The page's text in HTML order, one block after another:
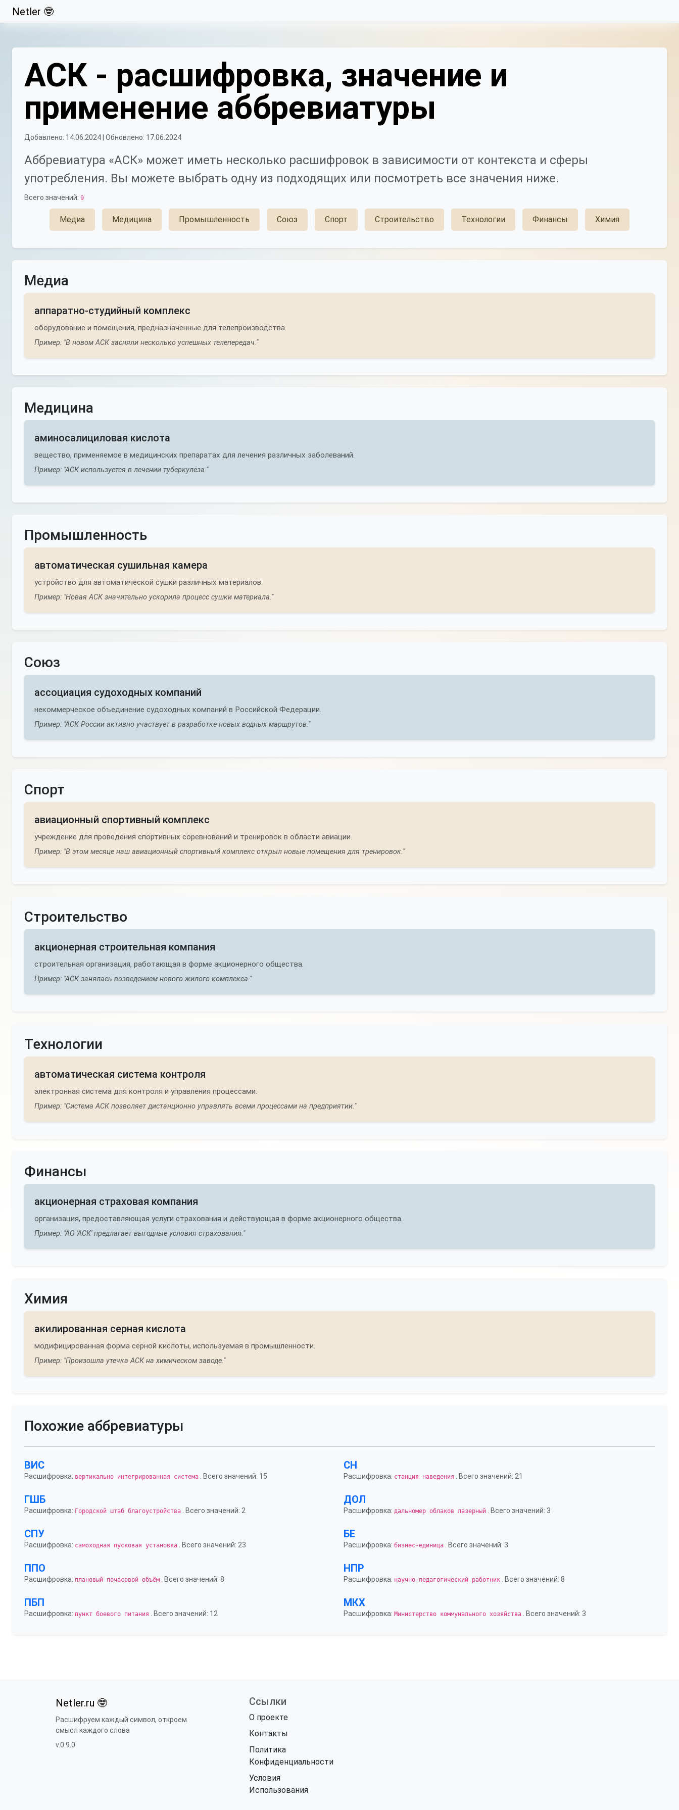
Свернуть
Netler 🤓
АСК - расшифровка, значение и
применение аббревиатуры
Добавлено: 14.06.2024 | Обновлено: 17.06.2024
Аббревиатура «АСК» может иметь несколько расшифровок в зависимости от контекста и сферы
употребления. Вы можете выбрать одну из подходящих или посмотреть все значения ниже.
Всего значений: 9
Медиа Медицина Промышленность Союз Спорт Строительство Технологии Финансы Химия
Медиа
аппаратно-студийный комплекс
оборудование и помещения, предназначенные для телепроизводства.
Пример: "В новом АСК засняли несколько успешных телепередач."
Медицина
аминосалициловая кислота
вещество, применяемое в медицинских препаратах для лечения различных заболеваний.
Пример: "АСК используется в лечении туберкулёза."
Промышленность
автоматическая сушильная камера
устройство для автоматической сушки различных материалов.
Пример: "Новая АСК значительно ускорила процесс сушки материала."
Союз
ассоциация судоходных компаний
некоммерческое объединение судоходных компаний в Российской Федерации.
Пример: "АСК России активно участвует в разработке новых водных маршрутов."
Спорт
авиационный спортивный комплекс
учреждение для проведения спортивных соревнований и тренировок в области авиации.
Пример: "В этом месяце наш авиационный спортивный комплекс открыл новые помещения для тренировок."
Строительство
акционерная строительная компания
строительная организация, работающая в форме акционерного общества.
Пример: "АСК занялась возведением нового жилого комплекса."
Технологии
автоматическая система контроля
электронная система для контроля и управления процессами.
Пример: "Система АСК позволяет дистанционно управлять всеми процессами на предприятии."
Финансы
акционерная страховая компания
организация, предоставляющая услуги страхования и действующая в форме акционерного общества.
Пример: "АО 'АСК' предлагает выгодные условия страхования."
Химия
акилированная серная кислота
модифицированная форма серной кислоты, используемая в промышленности.
Пример: "Произошла утечка АСК на химическом заводе."
Похожие аббревиатуры
ВИС
Расшифровка: вертикально интегрированная система . Всего значений: 15
СН
Расшифровка: станция наведения . Всего значений: 21
ГШБ
Расшифровка: Городской штаб благоустройства . Всего значений: 2
ДОЛ
Расшифровка: дальномер облаков лазерный . Всего значений: 3
СПУ
Расшифровка: самоходная пусковая установка . Всего значений: 23
БЕ
Расшифровка: бизнес-единица . Всего значений: 3
ППО
Расшифровка: плановый почасовой объём . Всего значений: 8
НПР
Расшифровка: научно-педагогический работник . Всего значений: 8
ПБП
Расшифровка: пункт боевого питания . Всего значений: 12
МКХ
Расшифровка: Министерство коммунального хозяйства . Всего значений: 3
Netler.ru 🤓
Расшифруем каждый символ, откроем
смысл каждого слова
v.0.9.0
Ссылки
О проекте
Контакты
Политика
Конфиденциальности
Условия
Использования